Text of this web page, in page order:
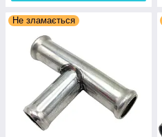
Не зламається